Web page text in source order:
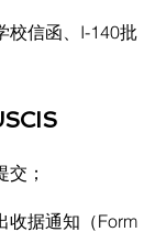
校信函、I-140批
；
收据通知（Form